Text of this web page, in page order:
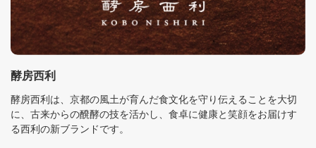
酵房西利
酵房西利は、京都の風土が育んだ食文化を守り伝えることを大切
に、古来からの醗酵の技を活かし、食卓に健康と笑顔をお届けす
る西利の新ブランドです。